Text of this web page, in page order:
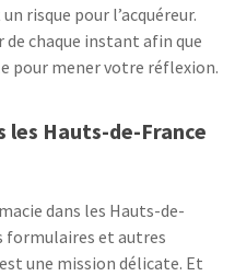
risque pour l’acquéreur.
de chaque instant afin que
pour mener votre réflexion.
les Hauts-de-France
dans les Hauts-de-
formulaires et autres
une mission délicate. Et